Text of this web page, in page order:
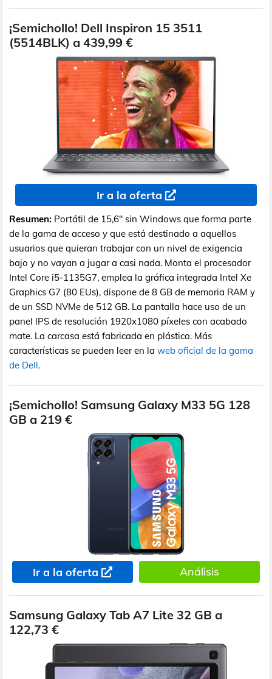
¡Semichollo! Dell Inspiron 15 3511
(5514BLK) a 439,99 €
Ir a la oferta
Resumen: Portátil de 15,6" sin Windows que forma parte
de la gama de acceso y que está destinado a aquellos
usuarios que quieran trabajar con un nivel de exigencia
bajo y no vayan a jugar a casi nada. Monta el procesador
Intel Core i5-1135G7, emplea la gráfica integrada Intel Xe
Graphics G7 (80 EUs), dispone de 8 GB de memoria RAM y
de un SSD NVMe de 512 GB. La pantalla hace uso de un
panel IPS de resolución 1920x1080 píxeles con acabado
mate. La carcasa está fabricada en plástico. Más
características se pueden leer en la web oficial de la gama
de Dell.
¡Semichollo! Samsung Galaxy M33 5G 128
GB a 219 €
Ir a la oferta Análisis
Samsung Galaxy Tab A7 Lite 32 GB a
122,73 €